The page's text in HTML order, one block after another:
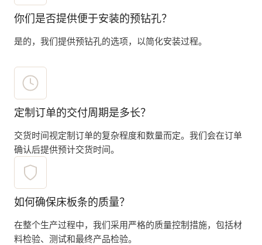
你们是否提供便于安装的预钻孔？
是的，我们提供预钻孔的选项，以简化安装过程。
定制订单的交付周期是多长？
交货时间视定制订单的复杂程度和数量而定。我们会在订单
确认后提供预计交货时间。
如何确保床板条的质量？
在整个生产过程中，我们采用严格的质量控制措施，包括材
料检验、测试和最终产品检验。